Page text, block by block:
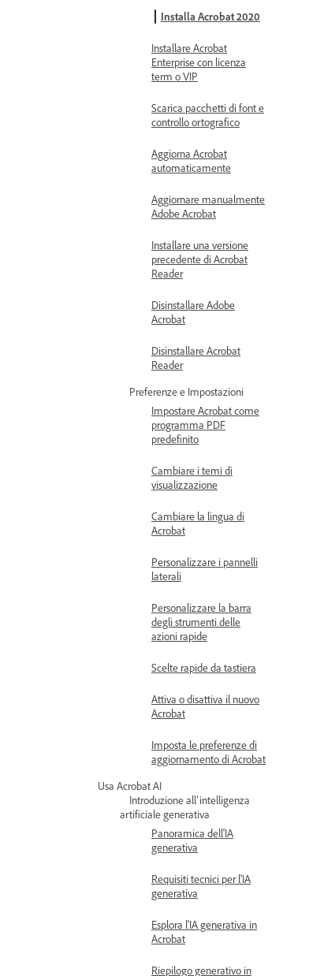
Installa Acrobat 2020
Installare Acrobat
Enterprise con licenza
term o VIP
Scarica pacchetti di font e
controllo ortografico
Aggiorna Acrobat
automaticamente
Aggiornare manualmente
Adobe Acrobat
Installare una versione
precedente di Acrobat
Reader
Disinstallare Adobe
Acrobat
Disinstallare Acrobat
Reader
Preferenze e Impostazioni
Impostare Acrobat come
programma PDF
predefinito
Cambiare i temi di
visualizzazione
Cambiare la lingua di
Acrobat
Personalizzare i pannelli
laterali
Personalizzare la barra
degli strumenti delle
azioni rapide
Scelte rapide da tastiera
Attiva o disattiva il nuovo
Acrobat
Imposta le preferenze di
aggiornamento di Acrobat
Usa Acrobat AI
Introduzione all’intelligenza
artificiale generativa
Panoramica dell'IA
generativa
Requisiti tecnici per l'IA
generativa
Esplora l'IA generativa in
Acrobat
Riepilogo generativo in